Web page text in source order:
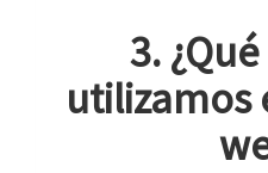
3.
utilizamos